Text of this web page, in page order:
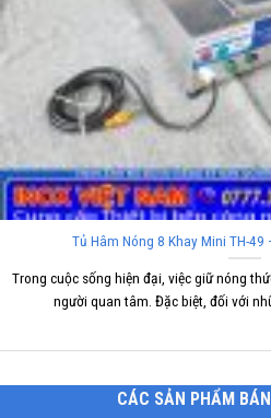
Tủ Hâm Nóng 8 Khay Mini TH-
Trong cuộc sống hiện đại, việc giữ nóng
người quan tâm. Đặc biệt, đối với
CÁC SẢN PHẨM